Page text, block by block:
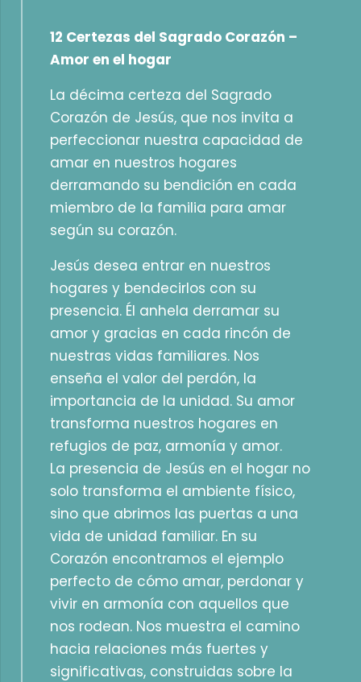
12 Certezas del Sagrado Corazón –
Amor en el hogar
La décima certeza del Sagrado
Corazón de Jesús, que nos invita a
perfeccionar nuestra capacidad de
amar en nuestros hogares
derramando su bendición en cada
miembro de la familia para amar
según su corazón.
Jesús desea entrar en nuestros
hogares y bendecirlos con su
presencia. Él anhela derramar su
amor y gracias en cada rincón de
nuestras vidas familiares. Nos
enseña el valor del perdón, la
importancia de la unidad. Su amor
transforma nuestros hogares en
refugios de paz, armonía y amor.
La presencia de Jesús en el hogar no
solo transforma el ambiente físico,
sino que abrimos las puertas a una
vida de unidad familiar. En su
Corazón encontramos el ejemplo
perfecto de cómo amar, perdonar y
vivir en armonía con aquellos que
nos rodean. Nos muestra el camino
hacia relaciones más fuertes y
significativas, construidas sobre la